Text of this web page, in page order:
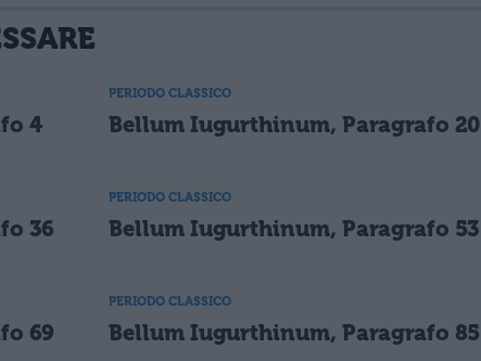
4
PERIODO CLASSICO
Bellum Iugurthinum, Paragrafo 20
36
PERIODO CLASSICO
Bellum Iugurthinum, Paragrafo 53
69
PERIODO CLASSICO
Bellum Iugurthinum, Paragrafo 85